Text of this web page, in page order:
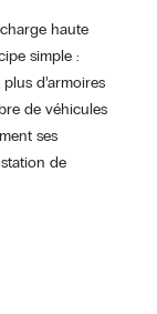
haute
simple :
d’armoires
de véhicules
ses
de